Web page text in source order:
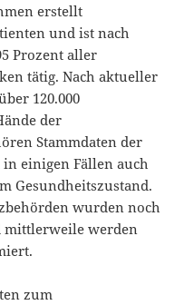
erstellt
und ist nach
Prozent aller
tätig. Nach aktueller
120.000
der
Stammdaten der
einigen Fällen auch
Gesundheitszustand.
wurden noch
werden
zum